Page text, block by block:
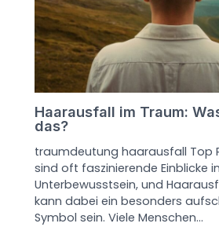
Haarausfall im Traum:
das?
traumdeutung haarausfall Top
sind oft faszinierende Einblicke
Unterbewusstsein, und
kann dabei ein besonders
Symbol sein. Viele Menschen…